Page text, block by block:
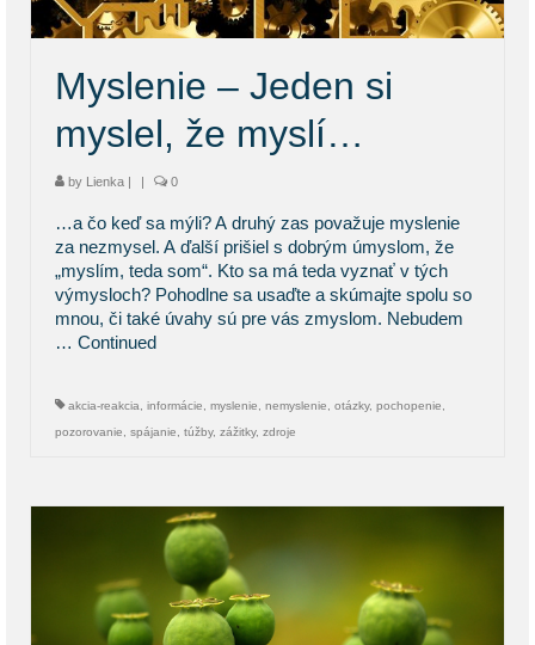
Myslenie – Jeden si
myslel, že myslí…
by Lienka | | 0
…a čo keď sa mýli? A druhý zas považuje myslenie
za nezmysel. A ďalší prišiel s dobrým úmyslom, že
„myslím, teda som“. Kto sa má teda vyznať v tých
výmysloch? Pohodlne sa usaďte a skúmajte spolu so
mnou, či také úvahy sú pre vás zmyslom. Nebudem
… Continued
akcia-reakcia informácie myslenie nemyslenie otázky, pochopenie
pozorovanie
spájanie túžby, zážitky, zdroje